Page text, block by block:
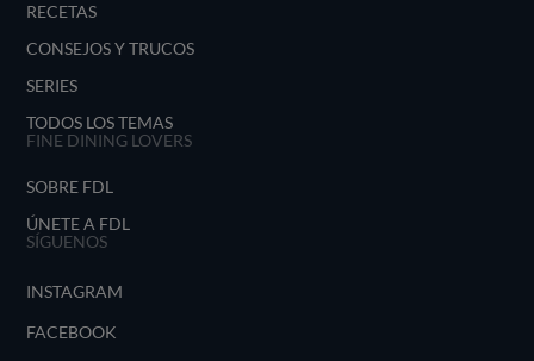
RECETAS
CONSEJOS Y TRUCOS
SERIES
TODOS LOS TEMAS
FINE DINING LOVERS
SOBRE FDL
ÚNETE A FDL
SÍGUENOS
INSTAGRAM
FACEBOOK